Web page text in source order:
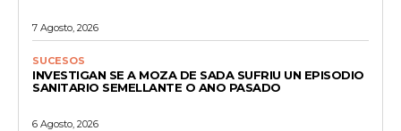
7 Agosto, 2026
SUCESOS
INVESTIGAN SE A MOZA DE SADA SUFRIU UN EPISODIO
SANITARIO SEMELLANTE O ANO PASADO
6 Agosto, 2026